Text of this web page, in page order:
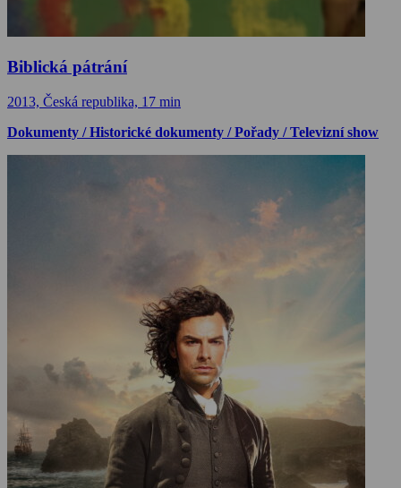
Biblická pátrání
2013, Česká republika, 17 min
Dokumenty / Historické dokumenty / Pořady / Televizní show